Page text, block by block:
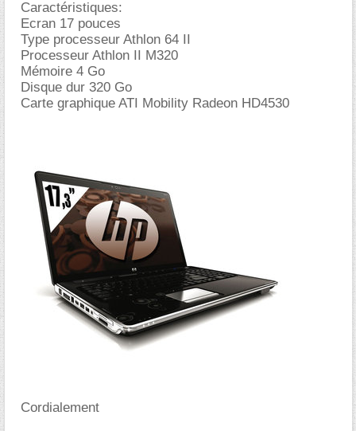
Caractéristiques:
Ecran 17 pouces
Type processeur Athlon 64 II
Processeur Athlon II M320
Mémoire 4 Go
Disque dur 320 Go
Carte graphique ATI Mobility Radeon HD4530
Cordialement